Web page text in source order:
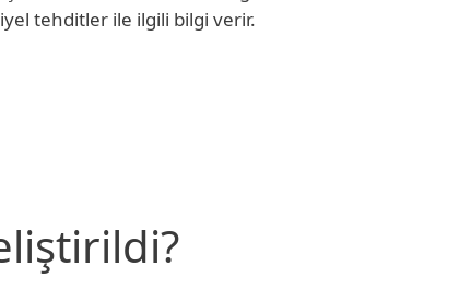
tehditler ile ilgili bilgi verir.